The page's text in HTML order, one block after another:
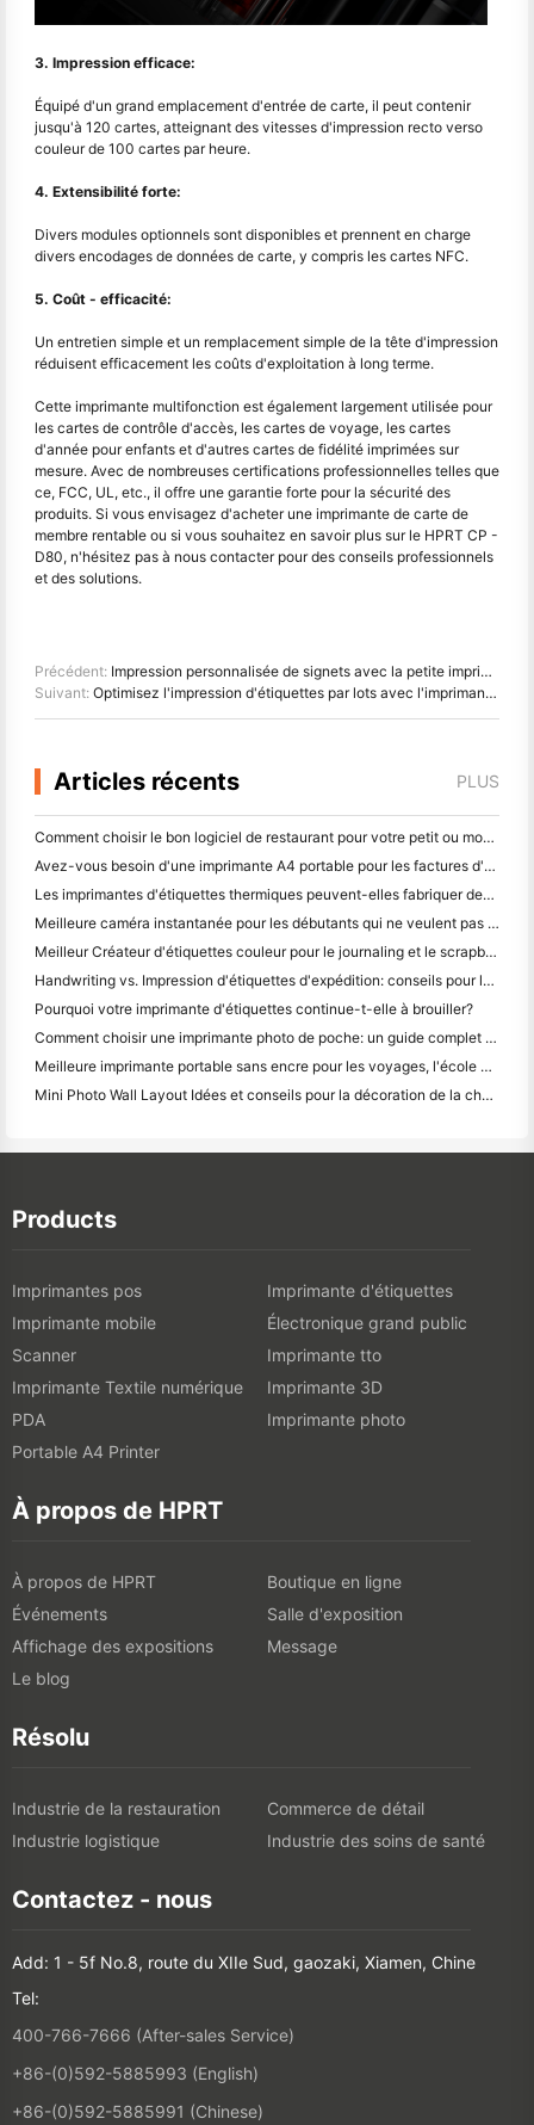
3. Impression efficace:
Équipé d'un grand emplacement d'entrée de carte, il peut contenir
jusqu'à 120 cartes, atteignant des vitesses d'impression recto verso
couleur de 100 cartes par heure.
4. Extensibilité forte:
Divers modules optionnels sont disponibles et prennent en charge
divers encodages de données de carte, y compris les cartes NFC.
5. Coût - efficacité:
Un entretien simple et un remplacement simple de la tête d'impression
réduisent efficacement les coûts d'exploitation à long terme.
Cette imprimante multifonction est également largement utilisée pour
les cartes de contrôle d'accès, les cartes de voyage, les cartes
d'année pour enfants et d'autres cartes de fidélité imprimées sur
mesure. Avec de nombreuses certifications professionnelles telles que
ce, FCC, UL, etc., il offre une garantie forte pour la sécurité des
produits. Si vous envisagez d'acheter une imprimante de carte de
membre rentable ou si vous souhaitez en savoir plus sur le HPRT CP -
D80, n'hésitez pas à nous contacter pour des conseils professionnels
et des solutions.
Précédent: Impression personnalisée de signets avec la petite imprimante photo HPRT cp4100
Suivant: Optimisez l'impression d'étiquettes par lots avec l'imprimante d'étiquettes d'expédition HPRT et le scanner de codes à barres Bluetooth
Articles récents PLUS
Comment choisir le bon logiciel de restaurant pour votre petit ou moyen restaurant
Avez-vous besoin d'une imprimante A4 portable pour les factures d'entrepôt? Ce qui fonctionne réellement
Les imprimantes d'étiquettes thermiques peuvent-elles fabriquer des étiquettes imperméables pour les produits des petites entreprises?
Meilleure caméra instantanée pour les débutants qui ne veulent pas gaspiller du papier
Meilleur Créateur d'étiquettes couleur pour le journaling et le scrapbooking: ajouter plus de couleur à chaque page
Handwriting vs. Impression d'étiquettes d'expédition: conseils pour les petites entreprises en 2026
Pourquoi votre imprimante d'étiquettes continue-t-elle à brouiller?
Comment choisir une imprimante photo de poche: un guide complet pour les utilisateurs de journaux, de voyages et d'iPhone
Meilleure imprimante portable sans encre pour les voyages, l'école et le travail mobile: Hanin MT620 Pro Review
Mini Photo Wall Layout Idées et conseils pour la décoration de la chambre à coucher et du dortoir
Products
Imprimantes pos
Imprimante d'étiquettes
Imprimante mobile
Électronique grand public
Scanner
Imprimante tto
Imprimante Textile numérique
Imprimante 3D
PDA
Imprimante photo
Portable A4 Printer
À propos de HPRT
À propos de HPRT
Boutique en ligne
Événements
Salle d'exposition
Affichage des expositions
Message
Le blog
Résolu
Industrie de la restauration
Commerce de détail
Industrie logistique
Industrie des soins de santé
Contactez - nous
Add: 1 - 5f No.8, route du XIIe Sud, gaozaki, Xiamen, Chine
Tel:
400-766-7666 (After-sales Service)
+86-(0)592-5885993 (English)
+86-(0)592-5885991 (Chinese)